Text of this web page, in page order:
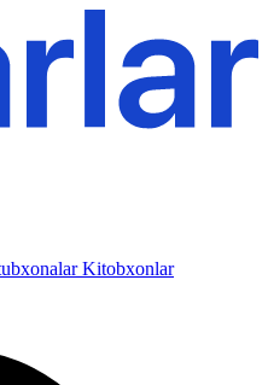
Kitobxonlar